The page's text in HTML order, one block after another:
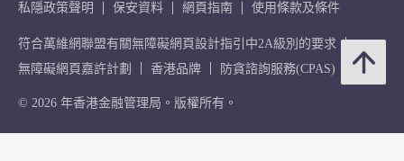
私隱政策聲明
保安資料 網頁指南 使用條款及條件
符合萬維網聯盟有關無障礙網頁設計指引中2A級別的要求
無障礙網頁嘉許計劃
香港品牌 防貪諮詢服務(CPAS)
© 2026 年香港金融管理局。版權所有。